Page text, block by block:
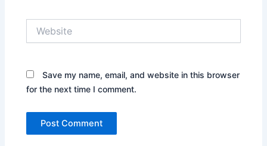
Save my name, email, and website in this browser
for the next time I comment.